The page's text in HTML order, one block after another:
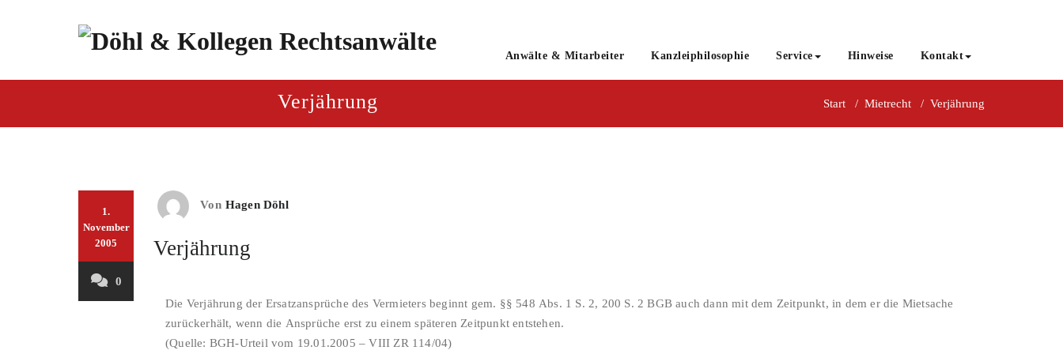
paragraf.info Anwälte & Mitarbeiter Kanzleiphilosophie Service Hinweise Kontakt
Verjährung Start / Mietrecht / Verjährung
1.
November
2005
0
Von Hagen Döhl
Verjährung
Die Verjährung der Ersatzansprüche des Vermieters beginnt gem. §§ 548 Abs. 1 S. 2, 200 S. 2 BGB auch dann mit dem Zeitpunkt, in dem er die Mietsache
zurückerhält, wenn die Ansprüche erst zu einem späteren Zeitpunkt entstehen.
(Quelle: BGH-Urteil vom 19.01.2005 – VIII ZR 114/04)